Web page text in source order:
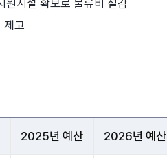
원시설 확보로 물류비 절감
제고
2025년 예산 2026년 예산